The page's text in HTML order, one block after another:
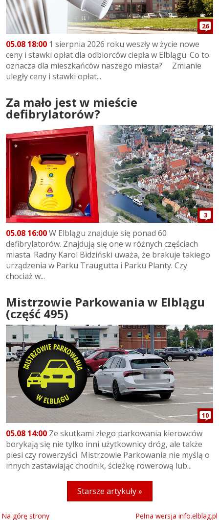
26
05.08 18:00 1 sierpnia 2026 roku weszły w życie nowe
ceny i stawki opłat dla odbiorców ciepła w Elblągu. Co to
oznacza dla mieszkańców naszego miasta? Zmianie
uległy ceny i stawki opłat...
Za mało jest w mieście
defibrylatorów?
3
05.08 16:00W Elblągu znajduje się ponad 60
defibrylatorów. Znajdują się one w różnych częściach
miasta. Radny Karol Bidziński uważa, że brakuje takiego
urządzenia w Parku Traugutta i Parku Planty. Czy
chociaż w...
Mistrzowie Parkowania w Elblągu
(część 495)
10
05.08 14:00 Ze skutkami złego parkowania kierowców
borykają się nie tylko inni użytkownicy dróg, ale także
piesi czy rowerzyści. Mistrzowie Parkowania nie myślą o
innych zastawiając chodnik, ścieżkę rowerową lub...
Starsze artykuły »
Na górę strony Pełna wersja info.elblag.pl